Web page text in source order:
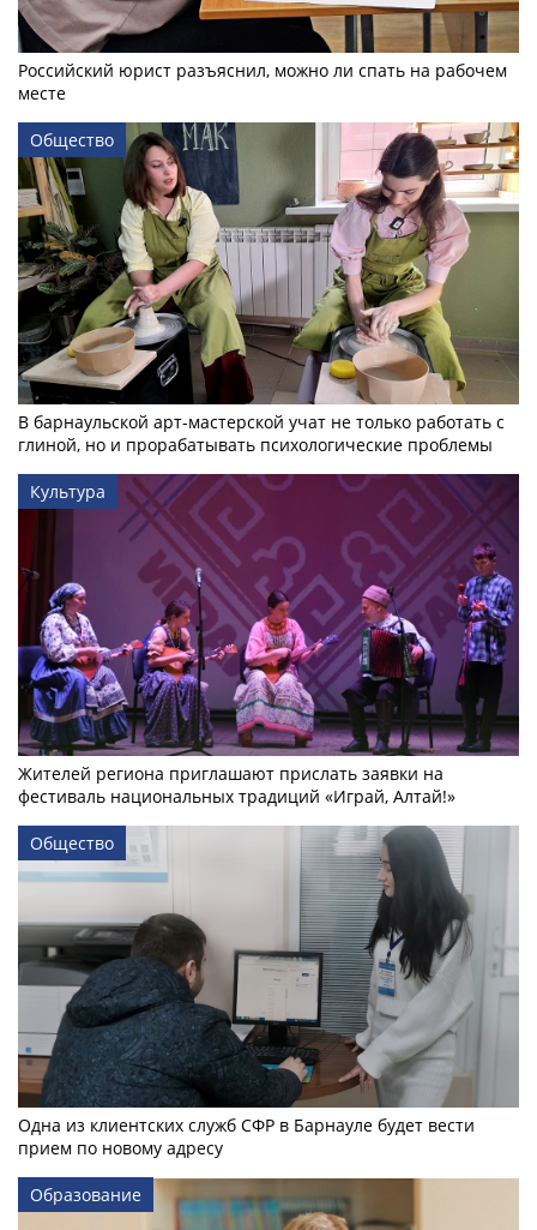
Российский юрист разъяснил, можно ли спать на рабочем
месте
Общество
В барнаульской арт-мастерской учат не только работать с
глиной, но и прорабатывать психологические проблемы
Культура
Жителей региона приглашают прислать заявки на
фестиваль национальных традиций «Играй, Алтай!»
Общество
Одна из клиентских служб СФР в Барнауле будет вести
прием по новому адресу
Образование